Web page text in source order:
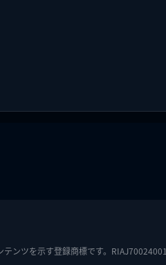
ンツを示す登録商標です。RIAJ70024001